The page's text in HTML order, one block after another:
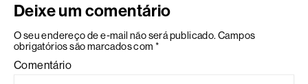
Deixe um comentário
O seu endereço de e-mail não será publicado. Campos
obrigatórios são marcados com *
Comentário